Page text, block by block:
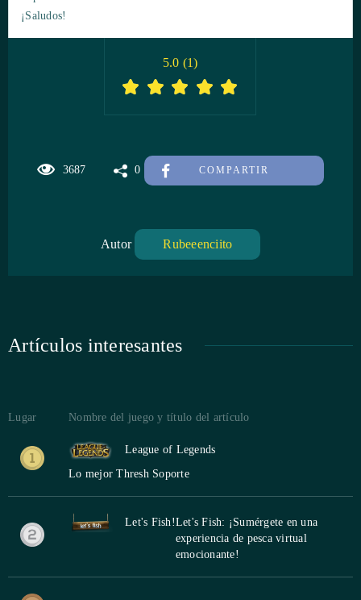
¡Saludos!
3687 0 COMPARTIR
5.0 (1)
Autor Rubeeenciito
Artículos interesantes
Lugar Nombre del juego y título del artículo
League of Legends
Lo mejor Thresh Soporte
Let's Fish!Let's Fish: ¡Sumérgete en una
experiencia de pesca virtual
emocionante!